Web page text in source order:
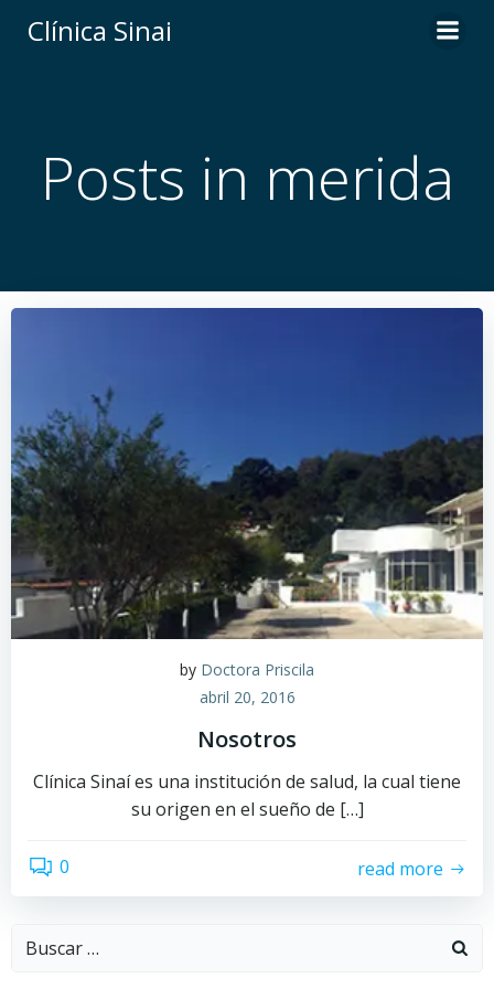
Clí­nica Sinai
Posts in merida
by Doctora Priscila
abril 20, 2016
Nosotros
Clínica Sinaí es una institución de salud, la cual tiene
su origen en el sueño de […]
0 read more
Buscar: